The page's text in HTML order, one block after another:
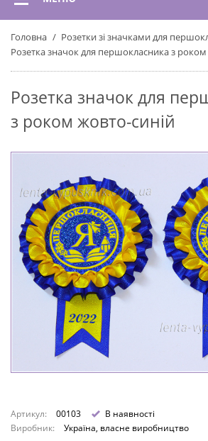
Головна
Розетки зі значками для
Розетка значок для першокласника з роком
Розетка значок для
з роком жовто-синій
Артикул: 00103
В наявності
Виробник:
Україна, власне виробництво